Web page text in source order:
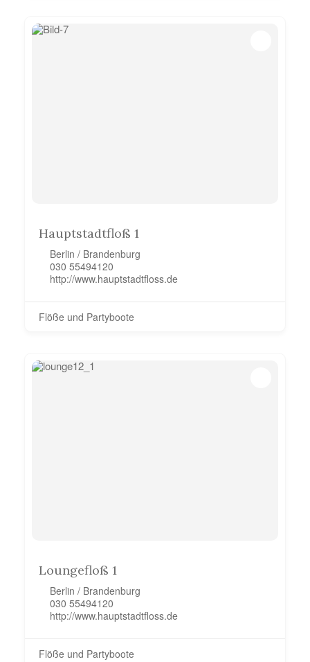
Hauptstadtfloß 1
Berlin / Brandenburg
030 55494120
http://www.hauptstadtfloss.de
Flöße und Partyboote
Loungefloß 1
Berlin / Brandenburg
030 55494120
http://www.hauptstadtfloss.de
Flöße und Partyboote